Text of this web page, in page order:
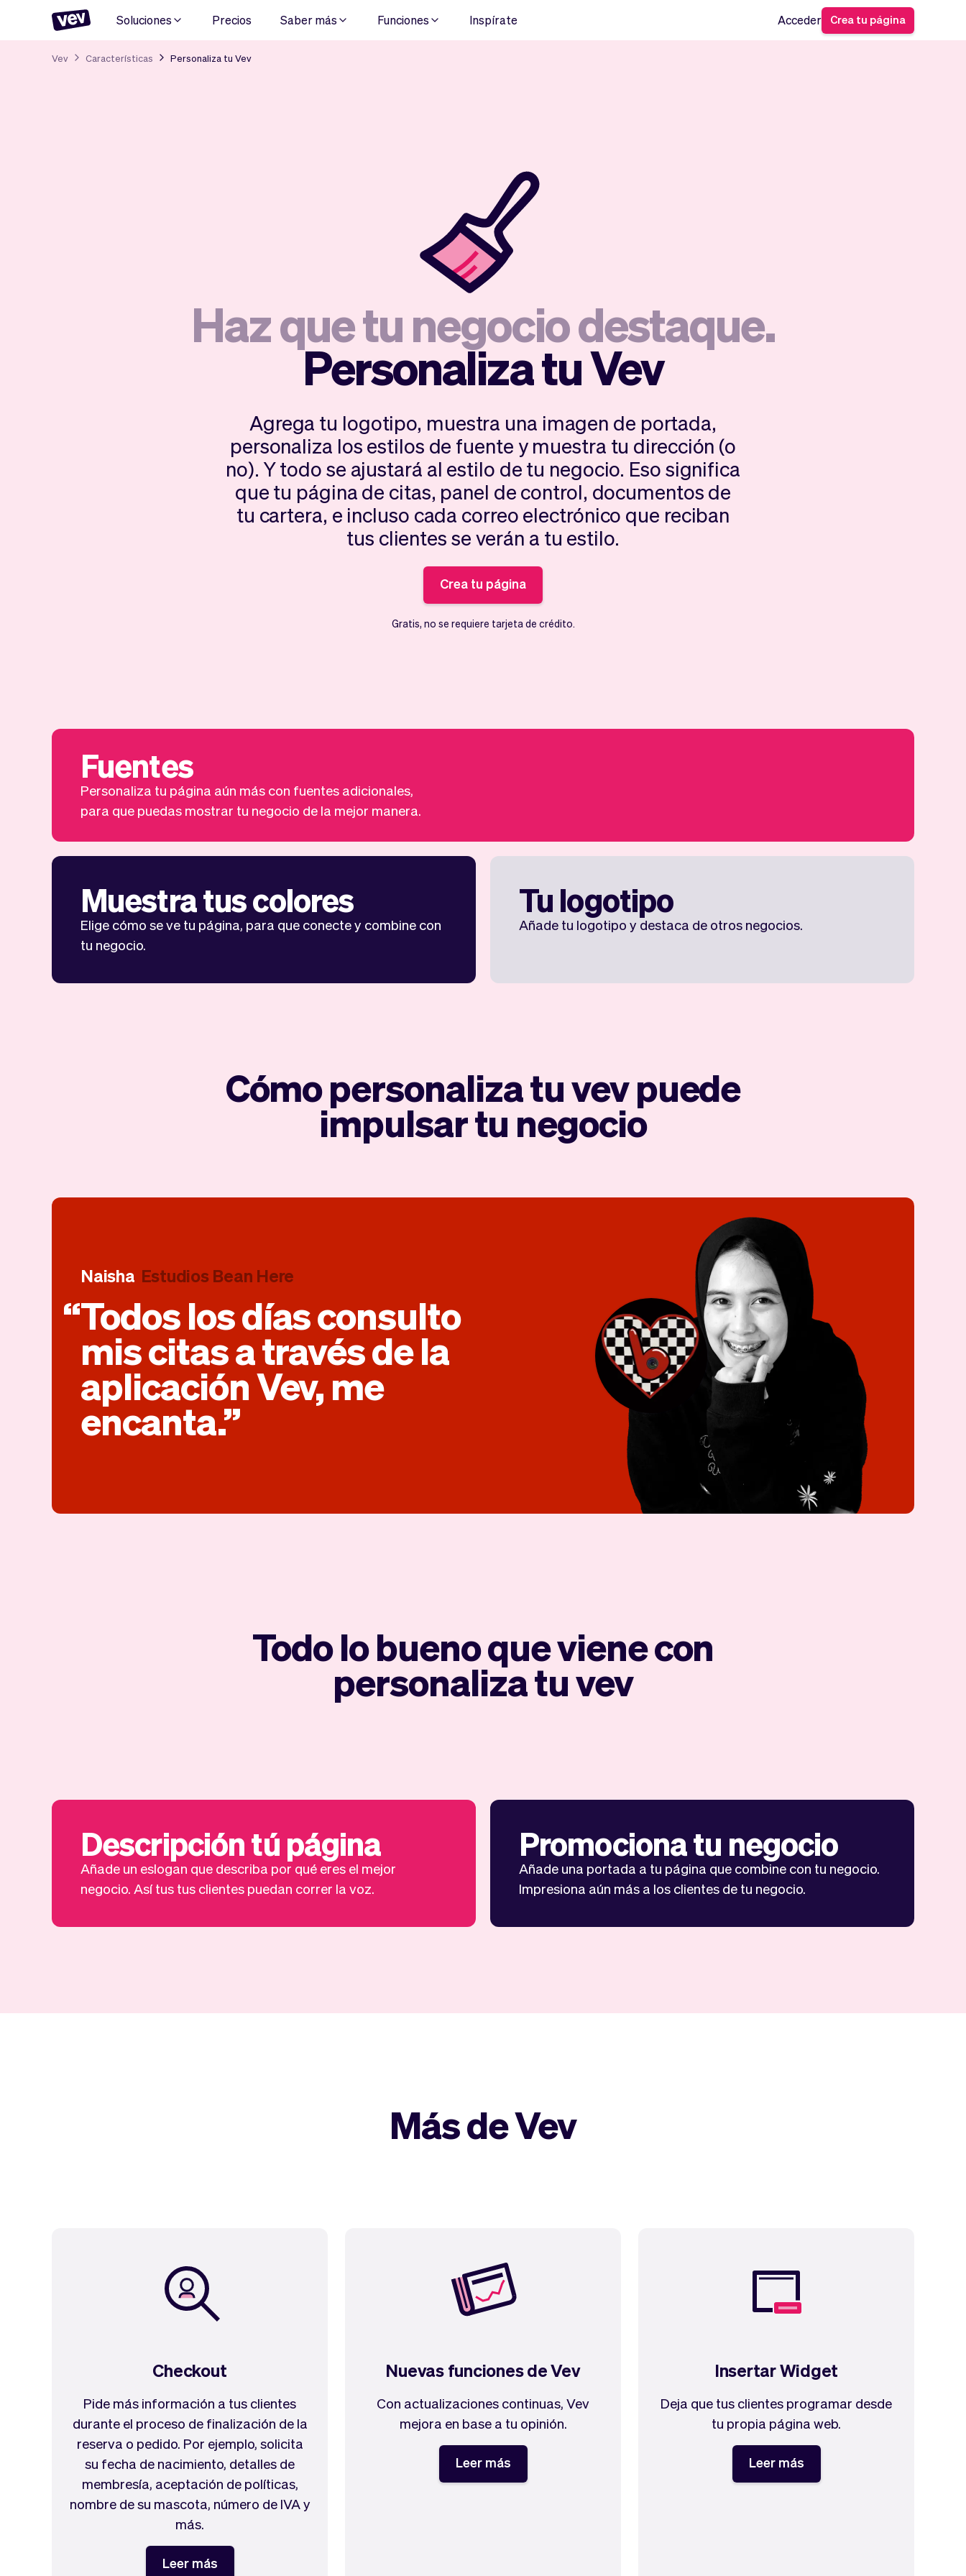
Soluciones Precios Saber más Funciones Inspírate Acceder Crea tu página
Vev Características Personaliza tu Vev
Personaliza tu Vev
Haz que tu negocio destaque.
Agrega tu logotipo, muestra una imagen de portada,
personaliza los estilos de fuente y muestra tu dirección (o
no). Y todo se ajustará al estilo de tu negocio. Eso significa
que tu página de citas, panel de control, documentos de
tu cartera, e incluso cada correo electrónico que reciban
tus clientes se verán a tu estilo.
Crea tu página
Gratis, no se requiere tarjeta de crédito.
Fuentes
Personaliza tu página aún más con fuentes adicionales,
para que puedas mostrar tu negocio de la mejor manera.
Muestra tus colores
Elige cómo se ve tu página, para que conecte y combine con
tu negocio.
Tu logotipo
Añade tu logotipo y destaca de otros negocios.
Cómo personaliza tu vev puede
impulsar tu negocio
Naisha Estudios Bean Here
Todos los días consulto
mis citas a través de la
aplicación Vev, me
encanta.
Todo lo bueno que viene con
personaliza tu vev
Descripción tú página
Añade un eslogan que describa por qué eres el mejor
negocio. Así tus tus clientes puedan correr la voz.
Promociona tu negocio
Añade una portada a tu página que combine con tu negocio.
Impresiona aún más a los clientes de tu negocio.
Más de Vev
Checkout
Pide más información a tus clientes
durante el proceso de finalización de la
reserva o pedido. Por ejemplo, solicita
su fecha de nacimiento, detalles de
membresía, aceptación de políticas,
nombre de su mascota, número de IVA y
más.
Leer más
Nuevas funciones de Vev
Con actualizaciones continuas, Vev
mejora en base a tu opinión.
Leer más
Insertar Widget
Deja que tus clientes programar desde
tu propia página web.
Leer más